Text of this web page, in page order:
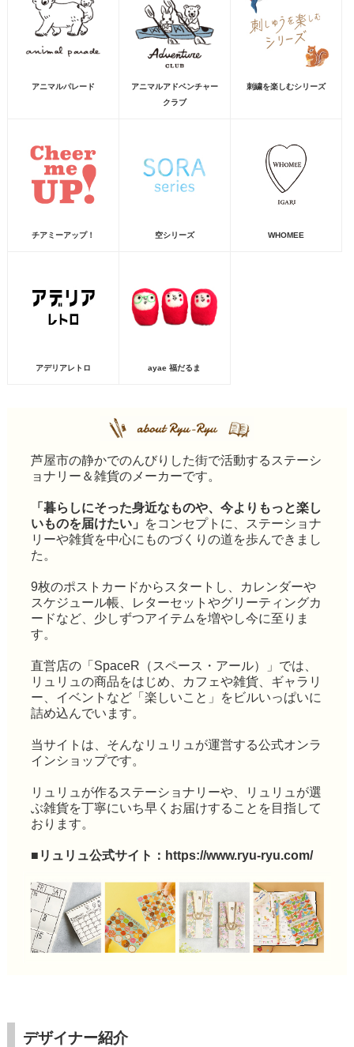
アニマルパレード
アニマルアドベンチャー
クラブ
刺繍を楽しむシリーズ
チアミーアップ！ 空シリーズ WHOMEE
アデリアレトロ ayae 福だるま
芦屋市の静かでのんびりした街で活動するステーシ
ョナリー＆雑貨のメーカーです。
「暮らしにそった身近なものや、今よりもっと楽し
いものを届けたい」
をコンセプトに、ステーショナ
リーや雑貨を中心にものづくりの道を歩んできまし
た。
9枚のポストカードからスタートし、カレンダーや
スケジュール帳、レターセットやグリーティングカ
ードなど、少しずつアイテムを増やし今に至りま
す。
直営店の「SpaceR（スペース・アール）」では、
リュリュの商品をはじめ、カフェや雑貨、ギャラリ
ー、イベントなど「楽しいこと」をビルいっぱいに
詰め込んでいます。
当サイトは、そんなリュリュが運営する公式オンラ
インショップです。
リュリュが作るステーショナリーや、リュリュが選
ぶ雑貨を丁寧にいち早くお届けすることを目指して
おります。
■リュリュ公式サイト： https://www.ryu-ryu.com/
デザイナー紹介